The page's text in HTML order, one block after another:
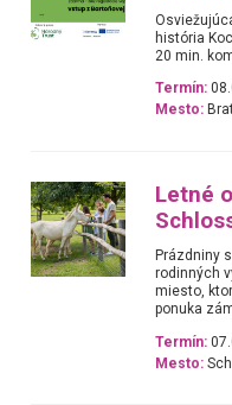
história
20 min.
Termín:
Mesto:
Letné
Prázdniny
rodinných
miesto,
ponuka
Termín:
Mesto: